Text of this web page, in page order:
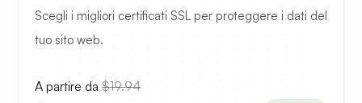
Scegli i migliori certificati SSL per proteggere i dati del
tuo sito web.
A partire da $19.94